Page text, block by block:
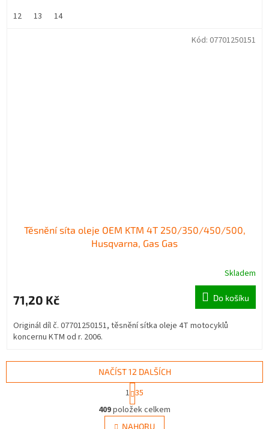
12
13 14
Těsnění síta oleje OEM KTM 4T 250/350/450/500,
Husqvarna, Gas Gas
Skladem
71,20 Kč Do košíku
Originál díl č. 07701250151, těsnění sítka oleje 4T motocyklů
koncernu KTM od r. 2006.
Kód: 07701250151
O
v
NAČÍST 12 DALŠÍCH
S
t
r
á
1 35
409položek celkem
NAHORU